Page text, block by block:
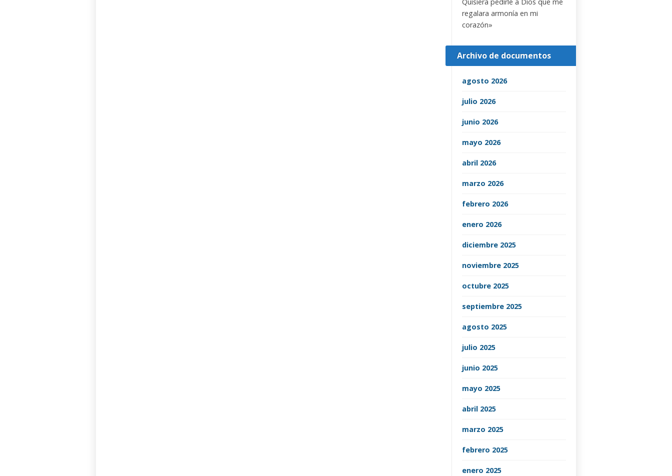
regalara armonía en mi
corazón»
Archivo de documentos
agosto 2026
julio 2026
junio 2026
mayo 2026
abril 2026
marzo 2026
febrero 2026
enero 2026
diciembre 2025
noviembre 2025
octubre 2025
septiembre 2025
agosto 2025
julio 2025
junio 2025
mayo 2025
abril 2025
marzo 2025
febrero 2025
enero 2025